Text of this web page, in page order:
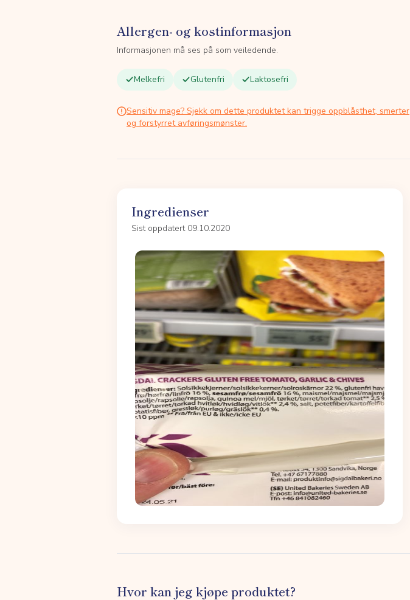
Allergen- og kostinformasjon
Informasjonen må ses på som veiledende.
Melkefri Glutenfri Laktosefri
Sensitiv mage? Sjekk om dette produktet kan trigge oppblåsthet, smerter
og forstyrret avføringsmønster.
Ingredienser
Sist oppdatert 09.10.2020
Hvor kan jeg kjøpe produktet?